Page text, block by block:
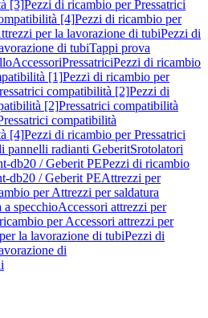
[3]Pezzi di ricambio per Pressatrici
[4]Pezzi di ricambio per
per la lavorazione di tubiPezzi di
di tubiTappi prova
AccessoriPressatriciPezzi di ricambio
[1]Pezzi di ricambio per
compatibilità [2]Pezzi di
[2]Pressatrici compatibilità
compatibilità
[4]Pezzi di ricambio per Pressatrici
pannelli radianti GeberitSrotolatori
db20 / Geberit PEPezzi di ricambio
db20 / Geberit PEAttrezzi per
per Attrezzi per saldatura
a specchioAccessori attrezzi per
per Accessori attrezzi per
la lavorazione di tubiPezzi di
di